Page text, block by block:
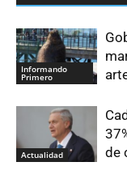
Informando
Primero
Actualidad
de